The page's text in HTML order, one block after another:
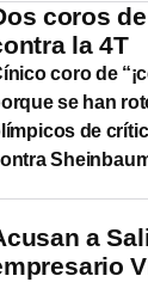
coros
la 4T
coro de
se han
de
a